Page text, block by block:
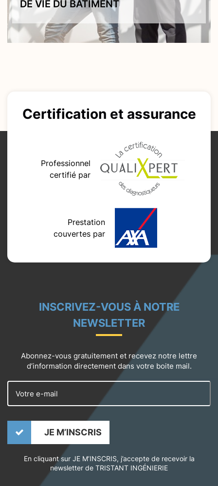
DE VIE DU BÂTIMENT
Certification et assurance
Professionnel
certifié par
Prestation
couvertes par
INSCRIVEZ-VOUS À NOTRE
NEWSLETTER
Abonnez-vous gratuitement et recevez notre lettre
d’information directement dans votre boite mail.
JE M’INSCRIS
En cliquant sur JE M’INSCRIS, j’accepte de recevoir la
newsletter de TRISTANT INGÉNIERIE